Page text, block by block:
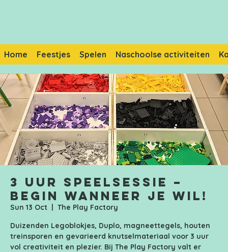
Home Feestjes Spelen Naschoolse activiteiten
3 uur speelsessie –
Begin wanneer je wil!
Sun 13 Oct
  |
The Play Factory
Duizenden Legoblokjes, Duplo, magneettegels, houten
treinsporen en gevarieerd knutselmateriaal voor 3 uur
vol creativiteit en plezier. Bij The Play Factory valt er